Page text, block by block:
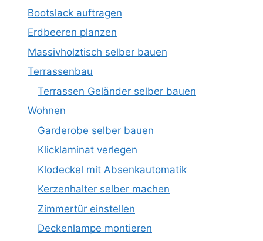
Bootslack auftragen
Erdbeeren planzen
Massivholztisch selber bauen
Terrassenbau
Terrassen Geländer selber bauen
Wohnen
Garderobe selber bauen
Klicklaminat verlegen
Klodeckel mit Absenkautomatik
Kerzenhalter selber machen
Zimmertür einstellen
Deckenlampe montieren